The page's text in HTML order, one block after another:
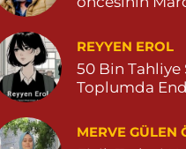
REYYEN EROL
50 Bin Tahliye
Toplumda
MERVE GÜLEN